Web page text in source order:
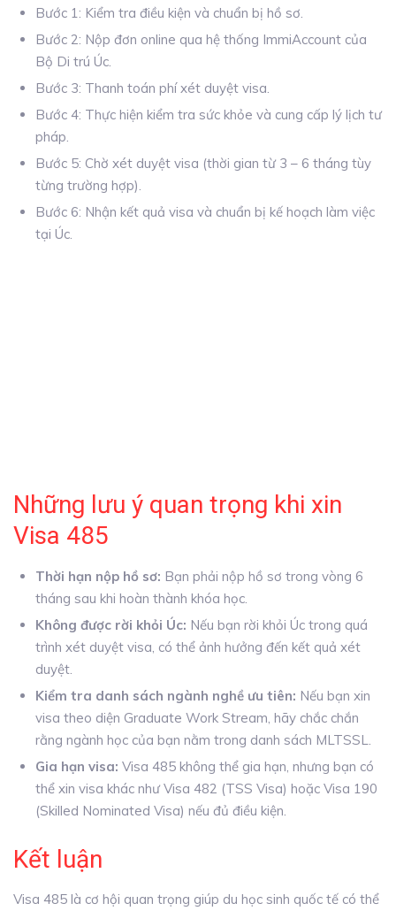
Bước 1: Kiểm tra điều kiện và chuẩn bị hồ sơ.
Bước 2: Nộp đơn online qua hệ thống ImmiAccount của
Bộ Di trú Úc.
Bước 3: Thanh toán phí xét duyệt visa.
Bước 4: Thực hiện kiểm tra sức khỏe và cung cấp lý lịch tư
pháp.
Bước 5: Chờ xét duyệt visa (thời gian từ 3 – 6 tháng tùy
từng trường hợp).
Bước 6: Nhận kết quả visa và chuẩn bị kế hoạch làm việc
tại Úc.
Những lưu ý quan trọng khi xin
Visa 485
Thời hạn nộp hồ sơ: Bạn phải nộp hồ sơ trong vòng 6
tháng sau khi hoàn thành khóa học.
Không được rời khỏi Úc: Nếu bạn rời khỏi Úc trong quá
trình xét duyệt visa, có thể ảnh hưởng đến kết quả xét
duyệt.
Kiểm tra danh sách ngành nghề ưu tiên: Nếu bạn xin
visa theo diện Graduate Work Stream, hãy chắc chắn
rằng ngành học của bạn nằm trong danh sách MLTSSL.
Gia hạn visa: Visa 485 không thể gia hạn, nhưng bạn có
thể xin visa khác như Visa 482 (TSS Visa) hoặc Visa 190
(Skilled Nominated Visa) nếu đủ điều kiện.
Kết luận
Visa 485 là cơ hội quan trọng giúp du học sinh quốc tế có thể